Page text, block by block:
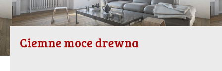
Ciemne moce drewna